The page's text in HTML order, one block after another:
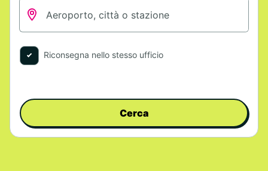
Riconsegna nello stesso ufficio
Cerca